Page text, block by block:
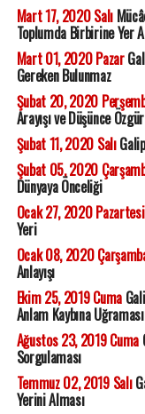
Mart 17, 2020 Salı
Toplumda Birbirine Yer
Mart 01, 2020 Pazar
Gereken Bulunmaz
Şubat 20, 2020
Arayışı ve Düşünce
Şubat 11, 2020 SalıGalip
Şubat 05, 2020
Dünyaya Önceliği
Ocak 27, 2020 Pazartesi
Yeri
Ocak 08, 2020
Anlayışı
Ekim 25, 2019 Cuma
Anlam Kaybına Uğraması
Ağustos 23, 2019 Cuma
Sorgulaması
Temmuz 02, 2019 Salı
Yerini Alması